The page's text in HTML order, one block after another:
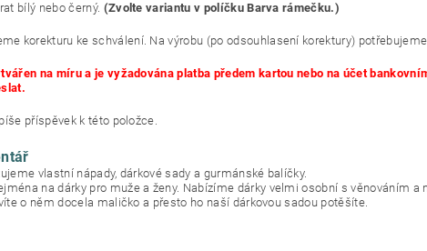
bílý nebo černý. (Zvolte variantu v políčku Barva rámečku.)
korekturu ke schválení. Na výrobu (po odsouhlasení korektury)
na míru a je vyžadována platba předem kartou nebo na účet
příspěvek k této položce.
vlastní nápady, dárkové sady a gurmánské balíčky.
na dárky pro muže a ženy. Nabízíme dárky velmi osobní s věnováním a
o něm docela maličko a přesto ho naší dárkovou sadou potěšíte.